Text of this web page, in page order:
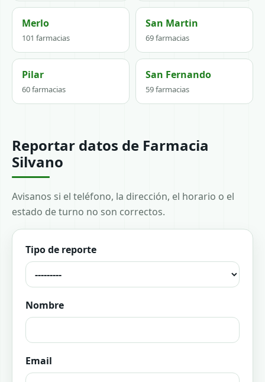
Merlo
101 farmacias
San Martin
69 farmacias
Pilar
60 farmacias
San Fernando
59 farmacias
Reportar datos de Farmacia
Silvano
Avisanos si el teléfono, la dirección, el horario o el
estado de turno no son correctos.
Tipo de reporte
Nombre
Email